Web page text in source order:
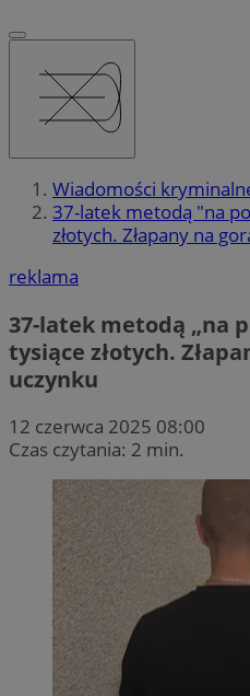
Wiadomości
37-latek metodą "na
złotych. Złapany na
reklama
37-latek metodą „na
tysiące złotych.
uczynku
12 czerwca 2025 08:00
Czas czytania: 2 min.